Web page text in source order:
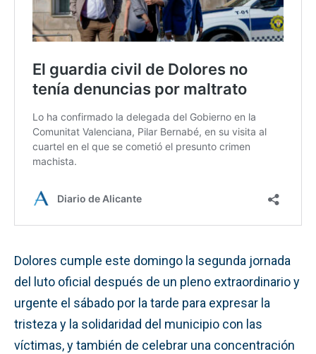
Dolores cumple este domingo la segunda jornada
del luto oficial después de un pleno extraordinario y
urgente el sábado por la tarde para expresar la
tristeza y la solidaridad del municipio con las
víctimas, y también de celebrar una concentración